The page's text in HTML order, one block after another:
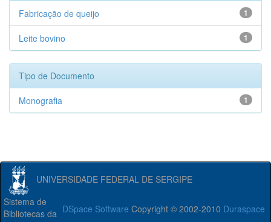
1
Fabricação de queijo
1
Leite bovino
Tipo de Documento
1
Monografia
UNIVERSIDADE FEDERAL DE SERGIPE
DSpace Software Copyright © 2002-2010 Duraspace
Sistema de
Bibliotecas da